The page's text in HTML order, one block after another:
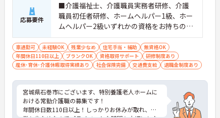
応募要件
■介護福祉士、介護職員実務者研修、介護
職員初任者研修、ホームヘルパー1級、ホー
ムヘルパー2級いずれかの資格をお持ちの方
※経験があれば尚可 ■普通自動車運転免許
（AT限定可）
車通勤可 未経験OK 残業少なめ 住宅手当・補助
無資格OK
年間休日110日以上
ブランクOK 資格取得サポート
研修制度あり
産休･育休･介護休暇取得実績あり
社会保険完備 交通費支給 退職金制度あり
宮城県石巻市にございます、特別養護老人ホームに
おける常勤介護職の募集です！
年間休日数110日以上！しっかりお休みが取れ、残